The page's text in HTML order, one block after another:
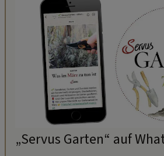
„Servus Garten“ auf